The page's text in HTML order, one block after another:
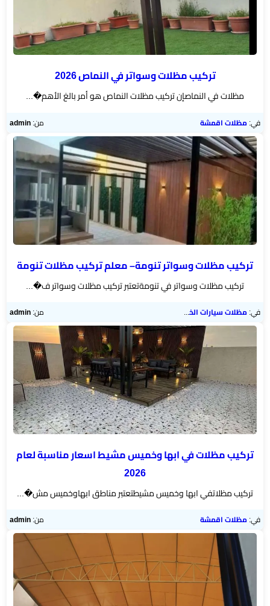
تركيب مظلات وسواتر في النماص 2026
مظلات في النماصإن تركيب مظلات النماص هو أمر بالغ الأهم�...
في:مظلات اقمشة من:admin
تركيب مظلات وسواتر تنومة– معلم تركيب مظلات تنومة
تركيب مظلات وسواتر في تنومةتعتبر تركيب مظلات وسواتر ف�...
في:مظلات سيارات الخميس من:admin
تركيب مظلات في ابها وخميس مشيط اسعار مناسبة لعام
2026
تركيب مظلاتفي ابها وخميس مشيطتعتبر مناطق ابهاوخميس مش�...
في:مظلات اقمشة من:admin